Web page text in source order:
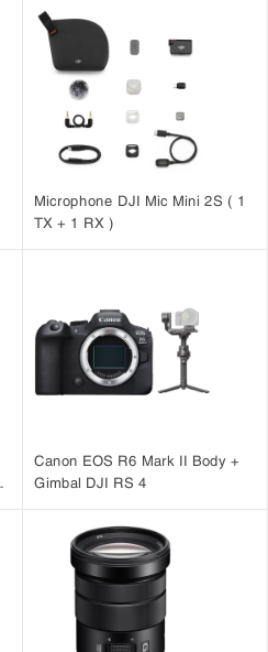
Microphone DJI Mic Mini 2S ( 1
TX + 1 RX )
Canon EOS R6 Mark II Body +
Gimbal DJI RS 4